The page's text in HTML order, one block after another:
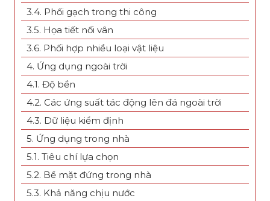
3.4. Phối gạch trong thi công
3.5. Họa tiết nối vân
3.6. Phối hợp nhiều loại vật liệu
4. Ứng dụng ngoài trời
4.1. Độ bền
4.2. Các ứng suất tác động lên đá ngoài trời
4.3. Dữ liệu kiểm định
5. Ứng dụng trong nhà
5.1. Tiêu chí lựa chọn
5.2. Bề mặt đứng trong nhà
5.3. Khả năng chịu nước